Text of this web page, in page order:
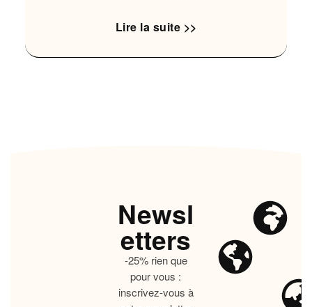
Lire la suite >>
Newsl
etters
-25% rien que
pour vous :
inscrivez-vous à